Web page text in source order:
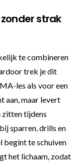
strak
te combineren
trek je dit
les als voor een
aan, maar levert
zitten tijdens
sparren, drills en
begint te schuiven
het lichaam, zodat